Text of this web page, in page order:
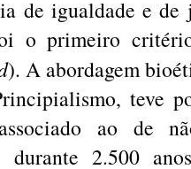
de igualdade e
o primeiro
). A abordagem
teve
ao de
durante 2.500